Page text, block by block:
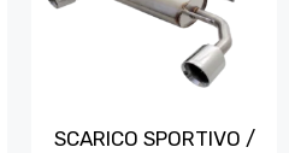
SCARICO SPORTIVO /